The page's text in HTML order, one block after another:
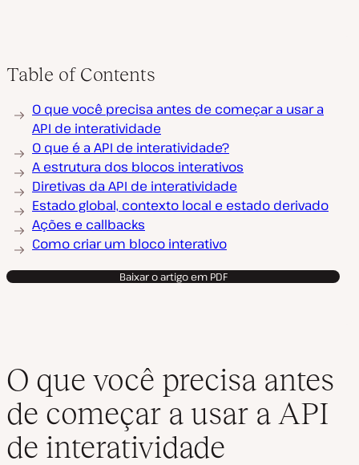
Table of Contents
O que você precisa antes de começar a usar a
API de interatividade
O que é a API de interatividade?
A estrutura dos blocos interativos
Diretivas da API de interatividade
Estado global, contexto local e estado derivado
Ações e callbacks
Como criar um bloco interativo
Baixar o artigo em PDF
O que você precisa antes
de começar a usar a API
de interatividade